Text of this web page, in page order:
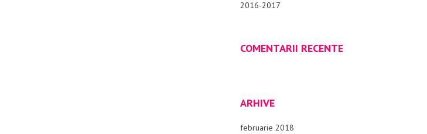
2016-2017
COMENTARII RECENTE
ARHIVE
februarie 2018